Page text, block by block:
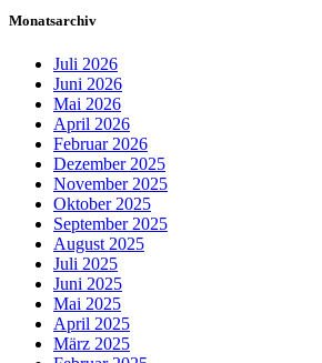
Monatsarchiv
Juli 2026
Juni 2026
Mai 2026
April 2026
Februar 2026
Dezember 2025
November 2025
Oktober 2025
September 2025
August 2025
Juli 2025
Juni 2025
Mai 2025
April 2025
März 2025